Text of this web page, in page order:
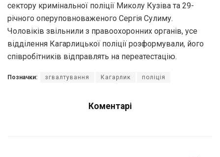
сектору кримінальної поліції Миколу Кузіва та 29-
річного оперуповноваженого Сергія Сулиму.
Чоловіків звільнили з правоохоронних органів, усе
відділення Кагарлицької поліції розформували, його
співробітників відправлять на переатестацію.
Позначки: згвалтування Кагарлик поліція
Коментарі